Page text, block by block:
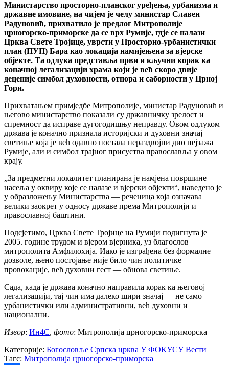
Министарство просторно-планског уређења, урбанизма и
државне имовине, на чијем је челу министар Славен
Радуновић, прихватило је предлог Митрополије
црногорско-приморске да се врх Румије, гдје се налази
Црква Свете Тројице, уврсти у Просторно-урбанистички
план (ПУП) Бара као локација намијењена за вјерске
објекте. Та одлука представља први и кључни корак ка
коначној легализацији храма који је већ скоро двије
деценије симбол духовности, отпора и саборности у Црној
Гори.
Прихватањем примједбе Митрополије, министар Радуновић и
његово министарство показали су државничку зрелост и
спремност да исправе дугогодишњу неправду. Овом одлуком
држава је коначно признала историјски и духовни значај
светиње која је већ одавно постала нераздвојни дио пејзажа
Румије, али и симбол трајног присуства православља у овом
крају.
„За предметни локалитет планирана је намјена површине
насеља у оквиру које се налазе и вјерски објекти“, наведено је
у образложењу Министарства — реченица која означава
велики заокрет у односу државе према Митрополији и
православној баштини.
Подсјетимо, Црква Свете Тројице на Румији подигнута је
2005. године трудом и вјером вјерника, уз благослов
митрополита Амфилохија. Иако је изграђена без формалне
дозволе, њено постојање није било чин политичке
провокације, већ духовни гест — обнова светиње.
Сада, када је држава коначно направила корак ка његовој
легализацији, тај чин има далеко шири значај — не само
урбанистички или административни, већ духовни и
национални.
Извор: Ин4С, фото: Митрополија црногорско-приморска
Категорије: Богословље Српска црква У ФОКУСУ Вести
Тагс: Митрополија црногорско-приморска